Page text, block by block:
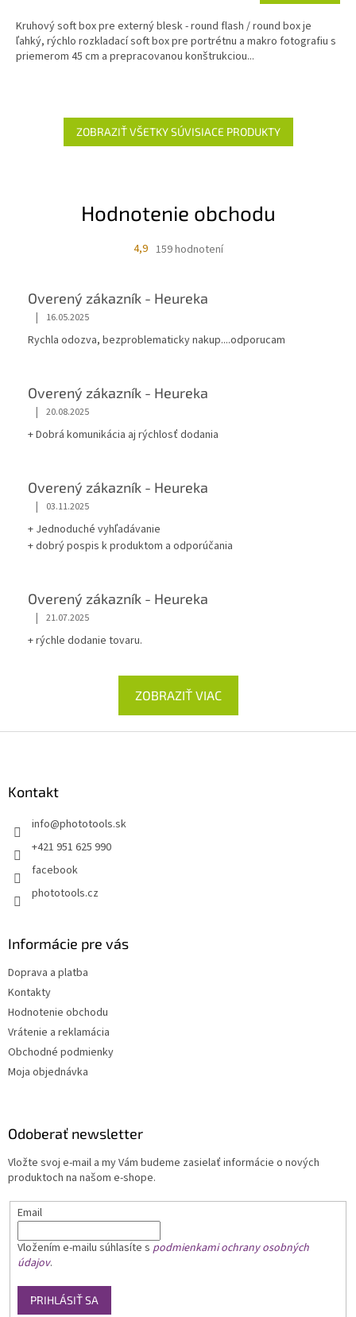
Kruhový soft box pre externý blesk - round flash / round box je
ľahký, rýchlo rozkladací soft box pre portrétnu a makro fotografiu s
priemerom 45 cm a prepracovanou konštrukciou...
ZOBRAZIŤ VŠETKY SÚVISIACE PRODUKTY
Hodnotenie obchodu
4,9 159 hodnotení
Overený zákazník - Heureka
| 16.05.2025
Rychla odozva, bezproblematicky nakup....odporucam
Overený zákazník - Heureka
| 20.08.2025
+ Dobrá komunikácia aj rýchlosť dodania
Overený zákazník - Heureka
| 03.11.2025
+ Jednoduché vyhľadávanie
+ dobrý pospis k produktom a odporúčania
Overený zákazník - Heureka
| 21.07.2025
+ rýchle dodanie tovaru.
ZOBRAZIŤ VIAC
Kontakt
info@phototools.sk
+421 951 625 990
facebook
phototools.cz
Informácie pre vás
Doprava a platba
Kontakty
Hodnotenie obchodu
Vrátenie a reklamácia
Obchodné podmienky
Moja objednávka
Odoberať newsletter
Vložte svoj e-mail a my Vám budeme zasielať informácie o nových
produktoch na našom e-shope.
Email
Vložením e-mailu súhlasíte s podmienkami ochrany osobných
údajov.
PRIHLÁSIŤ SA